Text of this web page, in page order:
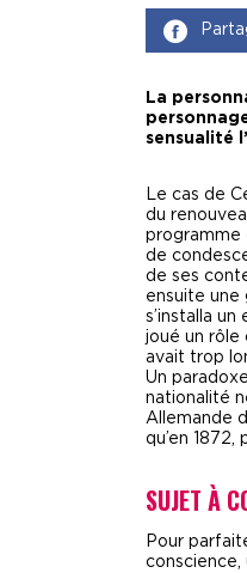
La
sensualité
Le cas de
du
programme
de
de ses
ensuite une
s’installa
joué un rôle
avait trop
Un
nationalité
Allemande
qu’en
SUJET À
Pour
conscience,